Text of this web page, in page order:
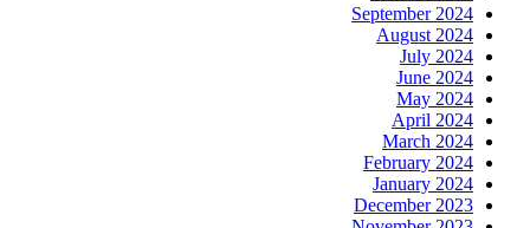
September 2024
August 2024
July 2024
June 2024
May 2024
April 2024
March 2024
February 2024
January 2024
December 2023